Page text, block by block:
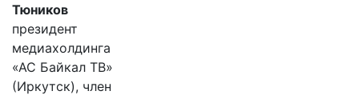
Тюников
президент
медиахолдинга
«АС Байкал ТВ»
(Иркутск), член